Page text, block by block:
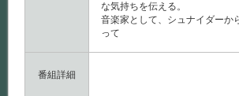
な気持ちを伝える。
音楽家として、シュナイダーか
って
番組詳細